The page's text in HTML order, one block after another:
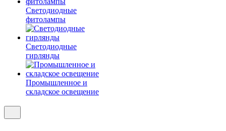
Светодиодные
фитолампы
Светодиодные
гирлянды
Промышленное и
складское освещение